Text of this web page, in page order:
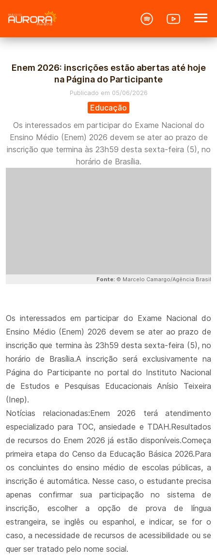
>file_path)) { ?>
Enem 2026: inscrições estão abertas até hoje
na Página do Participante
Publicado em 05/06/2026
Educação
Os interessados em participar do Exame Nacional do
Ensino Médio (Enem) 2026 devem se ater ao prazo de
inscrição que termina às 23h59 desta sexta-feira (5), no
horário de Brasília.
Fonte: © Marcelo Camargo/Agência Brasil
Os interessados em participar do Exame Nacional do
Ensino Médio (Enem) 2026 devem se ater ao prazo de
inscrição que termina às 23h59 desta sexta-feira (5), no
horário de Brasília.A inscrição será exclusivamente na
Página do Participante no portal do Instituto Nacional
de Estudos e Pesquisas Educacionais Anísio Teixeira
(Inep).
Notícias relacionadas:Enem 2026 terá atendimento
especializado para TOC, ansiedade e TDAH.Resultados
de recursos do Enem 2026 já estão disponíveis.Começa
primeira etapa do Censo da Educação Básica 2026.Para
os concluintes do ensino médio de escolas públicas, a
inscrição é automática. Nesse caso, o estudante precisa
apenas confirmar sua participação no sistema de
inscrição, escolher a opção de prova de língua
estrangeira, se inglês ou espanhol, e indicar, se for o
caso, a necessidade de recursos de acessibilidade ou se
quer ser tratado pelo nome social.